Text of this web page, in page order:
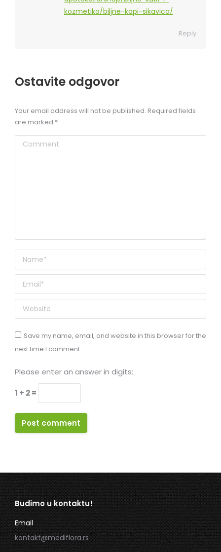
kozmetika/biljne-kapi-sikavica/
Reply
Ostavite odgovor
Your email address will not be published. Required fields
are marked *
Comment
Name *
Email *
Website
Save my name, email, and website in this browser for the
next time I comment.
Please enter an answer in digits:
1 + 2 =
Post comment
Budimo u kontaktu!
Email
kontakt@mediflora.rs